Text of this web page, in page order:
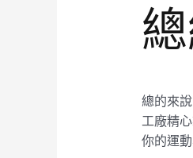
總的來
工廠精
你的運